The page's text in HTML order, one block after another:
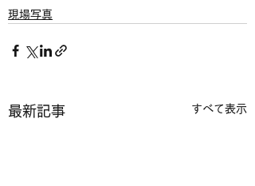
現場写真
最新記事 すべて表示